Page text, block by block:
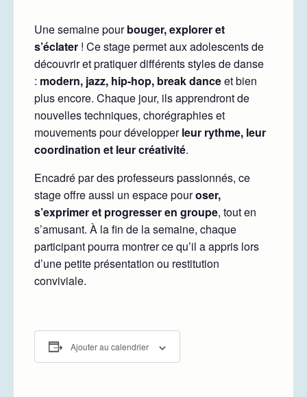
Une semaine pourbouger, explorer et
s’éclater ! Ce stage permet aux adolescents de
découvrir et pratiquer différents styles de danse
: modern, jazz, hip-hop, break danceet bien
plus encore. Chaque jour, ils apprendront de
nouvelles techniques, chorégraphies et
mouvements pour développerleur rythme, leur
coordination et leur créativité.
Encadré par des professeurs passionnés, ce
stage offre aussi un espace pouroser,
s’exprimer et progresser en groupe, tout en
s’amusant. À la fin de la semaine, chaque
participant pourra montrer ce qu’il a appris lors
d’une petite présentation ou restitution
conviviale.
Ajouter au calendrier